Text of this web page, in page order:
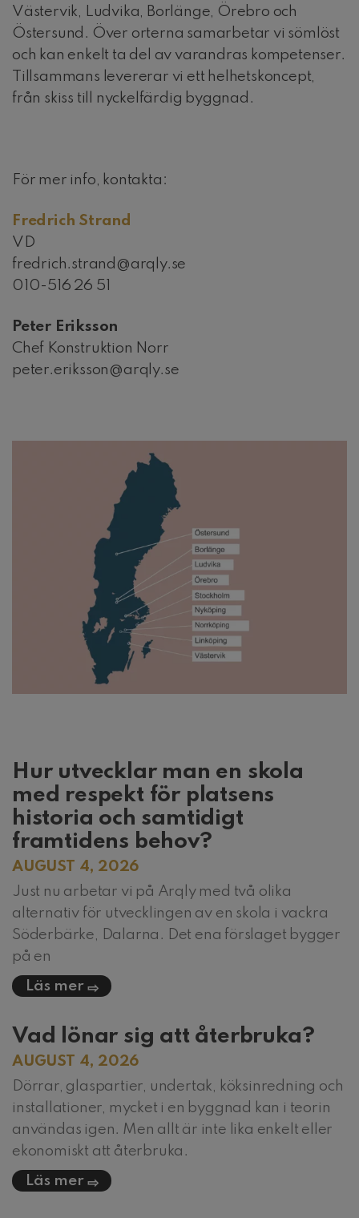
Västervik, Ludvika, Borlänge, Örebro och
Östersund. Över orterna samarbetar vi sömlöst
och kan enkelt ta del av varandras kompetenser.
Tillsammans levererar vi ett helhetskoncept,
från skiss till nyckelfärdig byggnad.
För mer info, kontakta:
Fredrich Strand
VD
fredrich.strand@arqly.se
010-516 26 51
Peter Eriksson
Chef Konstruktion Norr
peter.eriksson@arqly.se
Hur utvecklar man en skola
med respekt för platsens
historia och samtidigt
framtidens behov?
AUGUST 4, 2026
Just nu arbetar vi på Arqly med två olika
alternativ för utvecklingen av en skola i vackra
Söderbärke, Dalarna. Det ena förslaget bygger
på en
Läs mer
Vad lönar sig att återbruka?
AUGUST 4, 2026
Dörrar, glaspartier, undertak, köksinredning och
installationer, mycket i en byggnad kan i teorin
användas igen. Men allt är inte lika enkelt eller
ekonomiskt att återbruka.
Läs mer